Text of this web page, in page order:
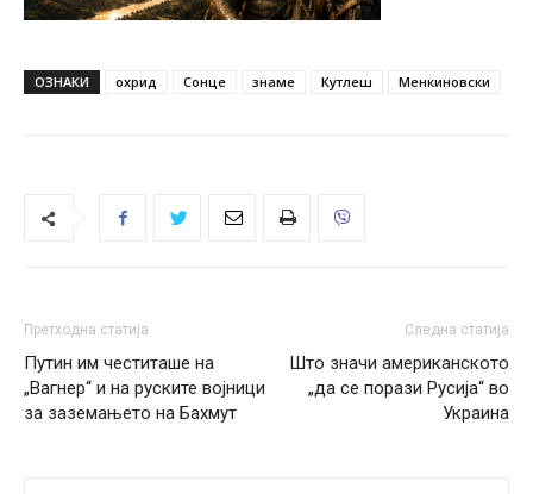
ОЗНАКИ охрид Сонце знаме Кутлеш Менкиновски
Претходна статија
Путин им честиташе на
„Вагнер“ и на руските војници
за заземањето на Бахмут
Следна статија
Што значи американското
„да се порази Русија“ во
Украина